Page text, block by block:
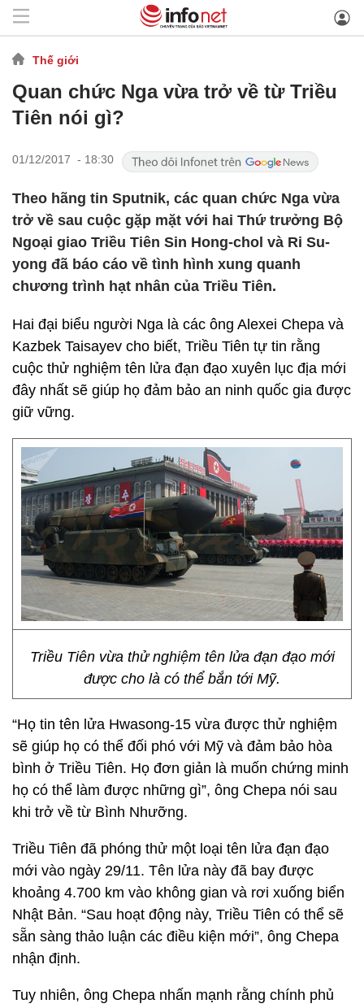
Thế giới
Quan chức Nga vừa trở về từ Triều
Tiên nói gì?
01/12/2017 - 18:30
Theo hãng tin Sputnik, các quan chức Nga vừa
trở về sau cuộc gặp mặt với hai Thứ trưởng Bộ
Ngoại giao Triều Tiên Sin Hong-chol và Ri Su-
yong đã báo cáo về tình hình xung quanh
chương trình hạt nhân của Triều Tiên.
Hai đại biểu người Nga là các ông Alexei Chepa và
Kazbek Taisayev cho biết, Triều Tiên tự tin rằng
cuộc thử nghiệm tên lửa đạn đạo xuyên lục địa mới
đây nhất sẽ giúp họ đảm bảo an ninh quốc gia được
giữ vững.
Triều Tiên vừa thử nghiệm tên lửa đạn đạo mới
được cho là có thể bắn tới Mỹ.
“Họ tin tên lửa Hwasong-15 vừa được thử nghiệm
sẽ giúp họ có thể đối phó với Mỹ và đảm bảo hòa
bình ở Triều Tiên. Họ đơn giản là muốn chứng minh
họ có thể làm được những gì”, ông Chepa nói sau
khi trở về từ Bình Nhưỡng.
Triều Tiên đã phóng thử một loại tên lửa đạn đạo
mới vào ngày 29/11. Tên lửa này đã bay được
khoảng 4.700 km vào không gian và rơi xuống biển
Nhật Bản. “Sau hoạt động này, Triều Tiên có thể sẽ
sẵn sàng thảo luận các điều kiện mới”, ông Chepa
nhận định.
Tuy nhiên, ông Chepa nhấn mạnh rằng chính phủ